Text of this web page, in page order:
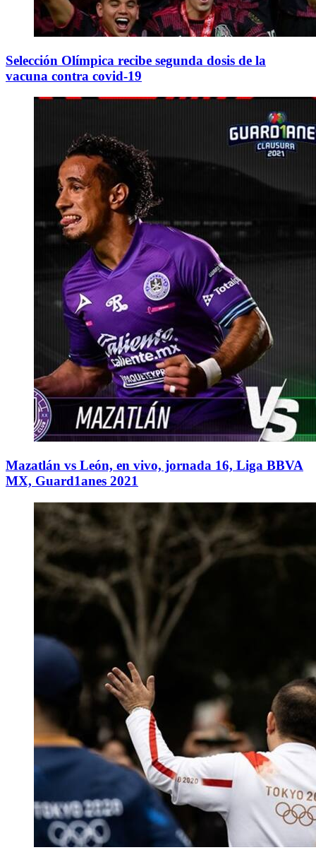
Selección Olímpica recibe segunda dosis de la
vacuna contra covid-19
Mazatlán vs León, en vivo, jornada 16, Liga BBVA
MX, Guard1anes 2021